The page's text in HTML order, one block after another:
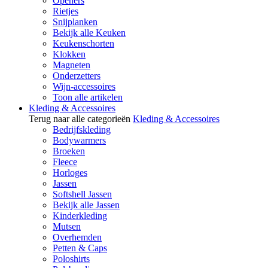
Rietjes
Snijplanken
Bekijk alle Keuken
Keukenschorten
Klokken
Magneten
Onderzetters
Wijn-accessoires
Toon alle artikelen
Kleding & Accessoires
Terug naar alle categorieën Kleding & Accessoires
Bedrijfskleding
Bodywarmers
Broeken
Fleece
Horloges
Jassen
Softshell Jassen
Bekijk alle Jassen
Kinderkleding
Mutsen
Overhemden
Petten & Caps
Poloshirts